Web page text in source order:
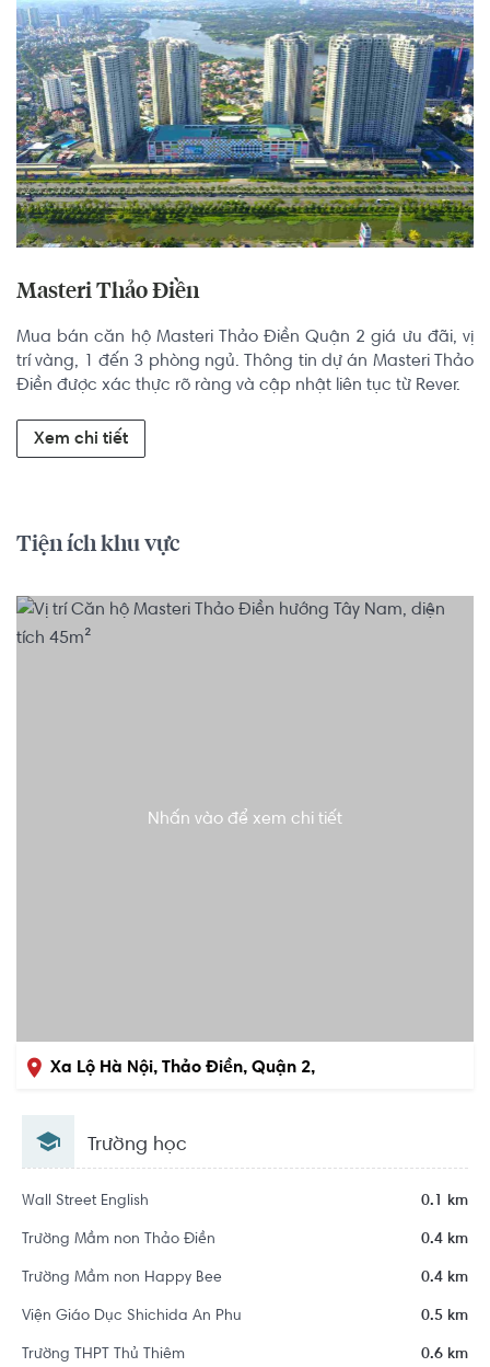
Masteri Thảo Điền
Mua bán căn hộ Masteri Thảo Điền Quận 2 giá ưu đãi, vị
trí vàng, 1 đến 3 phòng ngủ. Thông tin dự án Masteri Thảo
Điền được xác thực rõ ràng và cập nhật liên tục từ Rever.
Xem chi tiết
Tiện ích khu vực
Nhấn vào để xem chi tiết
Xa Lộ Hà Nội, Thảo Điền, Quận 2,
Trường học
Wall Street English 0.1 km
Trường Mầm non Thảo Điền 0.4 km
Trường Mầm non Happy Bee 0.4 km
Viện Giáo Dục Shichida An Phu 0.5 km
Trường THPT Thủ Thiêm 0.6 km